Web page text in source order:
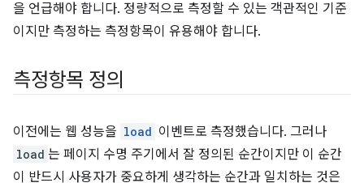
을 언급해야 합니다. 정량적으로 측정할 수 있는 객관적인 기준
이지만 측정하는 측정항목이 유용해야 합니다.
측정항목 정의
이전에는 웹 성능을 load 이벤트로 측정했습니다. 그러나
load 는 페이지 수명 주기에서 잘 정의된 순간이지만 이 순간
이 반드시 사용자가 중요하게 생각하는 순간과 일치하는 것은